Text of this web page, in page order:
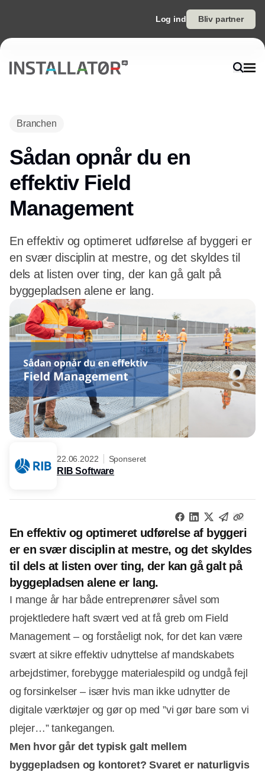
Log ind Bliv partner
Branchen
Sådan opnår du en
effektiv Field
Management
En effektiv og optimeret udførelse af byggeri er
en svær disciplin at mestre, og det skyldes til
dels at listen over ting, der kan gå galt på
byggepladsen alene er lang.
22.06.2022 Sponseret
RIB Software
En effektiv og optimeret udførelse af byggeri
er en svær disciplin at mestre, og det skyldes
til dels at listen over ting, der kan gå galt på
byggepladsen alene er lang.
I mange år har både entreprenører såvel som
projektledere haft svært ved at få greb om Field
Management – og forståeligt nok, for det kan være
svært at sikre effektiv udnyttelse af mandskabets
arbejdstimer, forebygge materialespild og undgå fejl
og forsinkelser – især hvis man ikke udnytter de
digitale værktøjer og gør op med ”vi gør bare som vi
plejer…” tankegangen.
Men hvor går det typisk galt mellem
byggepladsen og kontoret? Svaret er naturligvis